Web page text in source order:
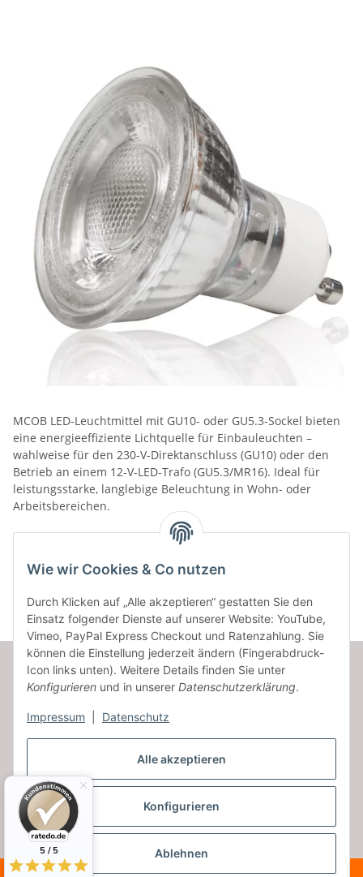
Alle akzeptieren
Konfigurieren
Ablehnen
Wie wir Cookies & Co nutzen
Durch Klicken auf „Alle akzeptieren“ gestatten Sie den
Einsatz folgender Dienste auf unserer Website: YouTube,
Vimeo, PayPal Express Checkout und Ratenzahlung. Sie
können die Einstellung jederzeit ändern (Fingerabdruck-
Icon links unten). Weitere Details finden Sie unter
Konfigurieren und in unserer Datenschutzerklärung.
Impressum Datenschutz
MCOB LED-Leuchtmittel mit GU10- oder GU5.3-Sockel bieten
eine energieeffiziente Lichtquelle für Einbauleuchten –
wahlweise für den 230-V-Direktanschluss (GU10) oder den
Betrieb an einem 12-V-LED-Trafo (GU5.3/MR16). Ideal für
leistungsstarke, langlebige Beleuchtung in Wohn- oder
Arbeitsbereichen.
Kategorien
Gesetzliche Informationen
Vertrag widerrufen
* Alle Preise inkl. gesetzlicher USt., zzgl.Versand
5 / 5